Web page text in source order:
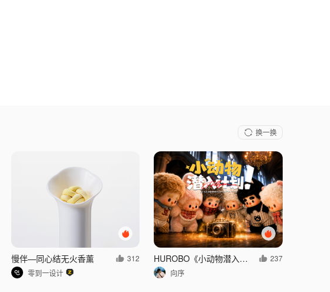
换一换
慢伴—同心结无火香薰
312
零到一设计
HUROBO《小动物潜入计划！》
237
向序